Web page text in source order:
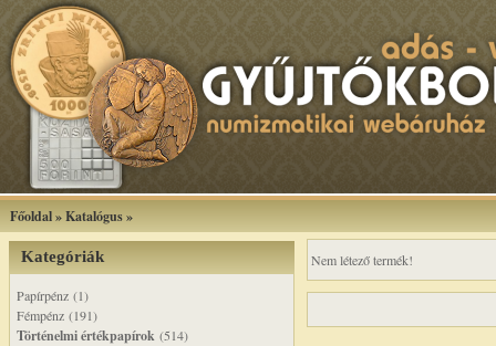
Főoldal»Katalógus»
Kategóriák
Papírpénz (1)
Fémpénz (191)
Történelmi értékpapírok (514)
Nem létező termék!